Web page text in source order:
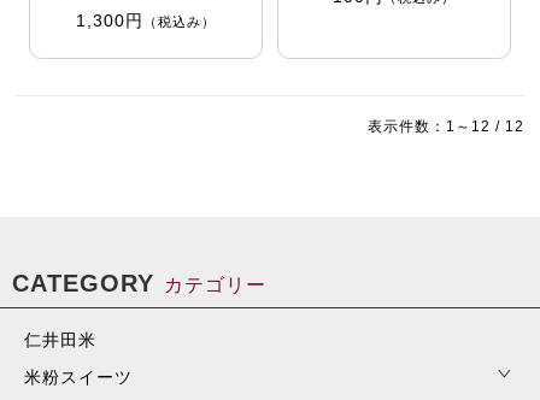
1,300円
（税込み）
表示件数：1～12 / 12
CATEGORY カテゴリー
仁井田米
米粉スイーツ